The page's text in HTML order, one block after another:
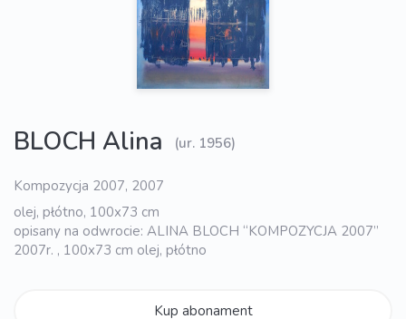
BLOCH Alina (ur. 1956)
Kompozycja 2007, 2007
olej, płótno, 100x73 cm
opisany na odwrocie: ALINA BLOCH “KOMPOZYCJA 2007”
2007r. , 100x73 cm olej, płótno
Kup abonament